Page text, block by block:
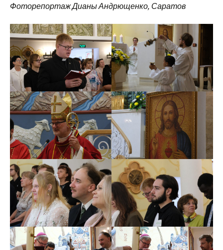
Фоторепортаж Дианы Андрющенко, Саратов